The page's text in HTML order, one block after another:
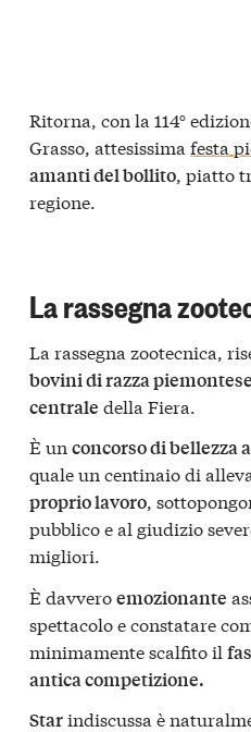
Ritorna, con la 114°
Grasso, attesissima festa
amanti del bollito, piatto
regione.
La rassegna
La rassegna zootecnica,
bovini di razza piemontese
centrale della Fiera.
È un concorso di bellezza
quale un centinaio di
proprio lavoro,
pubblico e al giudizio
migliori.
È davveroemozionante
spettacolo e constatare
minimamente scalfito il
antica competizione.
Starindiscussa è